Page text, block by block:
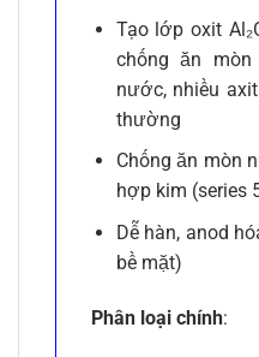
Tạo lớp oxit
chống ăn
nước, nhiều
thường
Chống ăn mòn
hợp kim (series
Dễ hàn, anod
bề mặt)
Phân loại chính: